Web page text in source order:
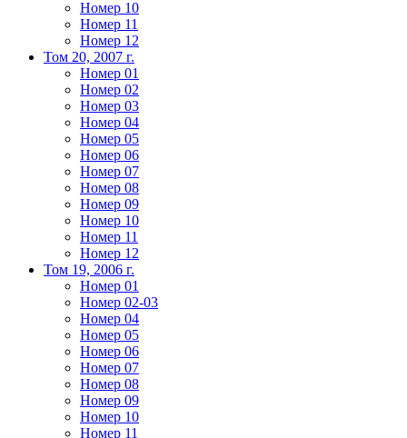
Номер 10
Номер 11
Номер 12
Том 20, 2007 г.
Номер 01
Номер 02
Номер 03
Номер 04
Номер 05
Номер 06
Номер 07
Номер 08
Номер 09
Номер 10
Номер 11
Номер 12
Том 19, 2006 г.
Номер 01
Номер 02-03
Номер 04
Номер 05
Номер 06
Номер 07
Номер 08
Номер 09
Номер 10
Номер 11